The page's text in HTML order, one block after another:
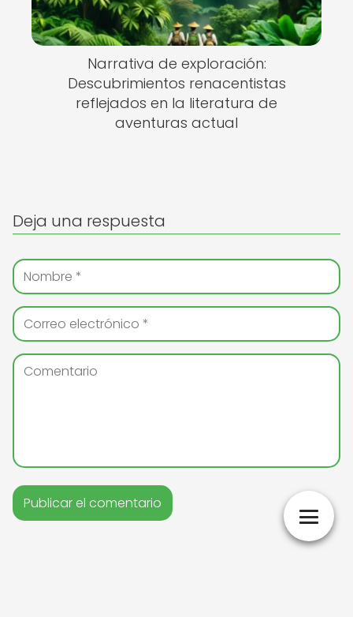
Narrativa de exploración:
Descubrimientos renacentistas
reflejados en la literatura de
aventuras actual
Deja una respuesta